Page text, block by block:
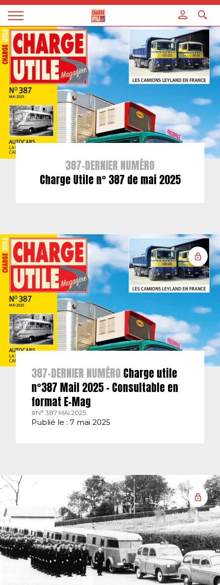
Magazine
Charge
utile
387-DERNIER NUMÉRO
Charge Utile n° 387 de mai 2025
387-DERNIER NUMÉRO Charge utile
n°387 Mail 2025 – Consultable en
format E-Mag
#N° 387 MAI 2025.
Publié le : 7 mai 2025
Panneau de gestion des cookies